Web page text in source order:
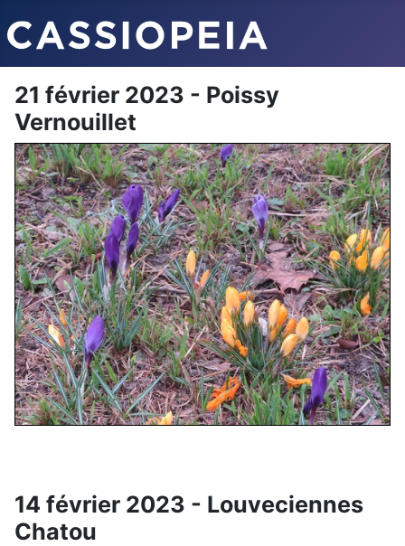
21 février 2023 - Poissy
Vernouillet
14 février 2023 - Louveciennes
Chatou